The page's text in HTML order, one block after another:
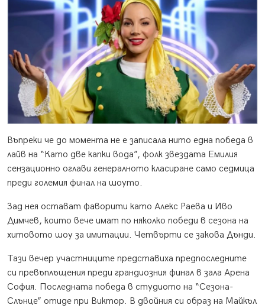
Въпреки че до момента не е записала нито една победа в
лайв на “Като две капки вода”, фолк звездата Емилия
сензационно оглави генералното класиране само седмица
преди големия финал на шоуто.
Зад нея остават фаворити като Алекс Раева и Иво
Димчев, които вече имат по няколко победи в сезона на
хитовото шоу за имитации. Четвърти се закова Дънди.
Тази вечер участниците представиха предпоследните
си превъплъщения преди грандиозния финал в зала Арена
София. Последната победа в студиото на “Сезона-
Слънце” отиде при Виктор. В двойния си образ на Майкъл